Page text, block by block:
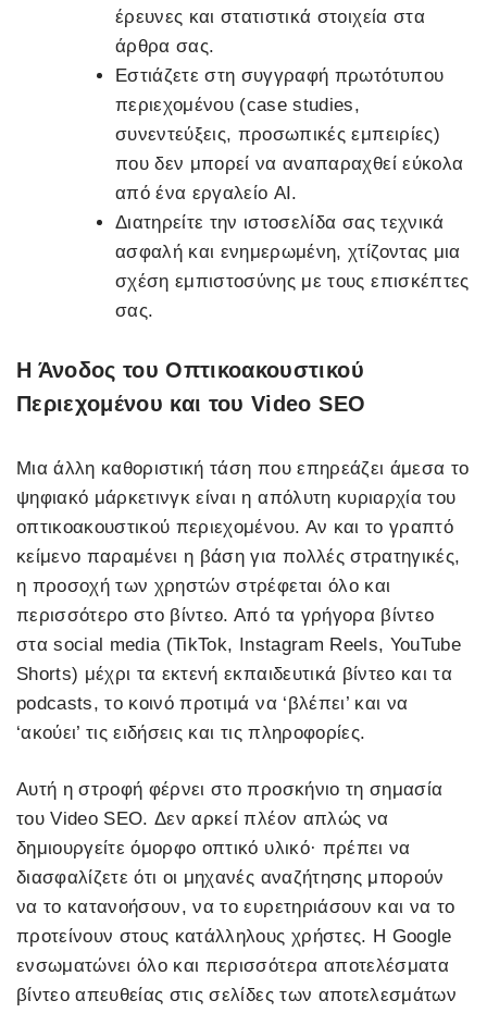
έρευνες και στατιστικά στοιχεία στα
άρθρα σας.
Εστιάζετε στη συγγραφή πρωτότυπου
περιεχομένου (case studies,
συνεντεύξεις, προσωπικές εμπειρίες)
που δεν μπορεί να αναπαραχθεί εύκολα
από ένα εργαλείο AI.
Διατηρείτε την ιστοσελίδα σας τεχνικά
ασφαλή και ενημερωμένη, χτίζοντας μια
σχέση εμπιστοσύνης με τους επισκέπτες
σας.
Η Άνοδος του Οπτικοακουστικού
Περιεχομένου και του Video SEO
Μια άλλη καθοριστική τάση που επηρεάζει άμεσα το
ψηφιακό μάρκετινγκ είναι η απόλυτη κυριαρχία του
οπτικοακουστικού περιεχομένου. Αν και το γραπτό
κείμενο παραμένει η βάση για πολλές στρατηγικές,
η προσοχή των χρηστών στρέφεται όλο και
περισσότερο στο βίντεο. Από τα γρήγορα βίντεο
στα social media (TikTok, Instagram Reels, YouTube
Shorts) μέχρι τα εκτενή εκπαιδευτικά βίντεο και τα
podcasts, το κοινό προτιμά να ‘βλέπει’ και να
‘ακούει’ τις ειδήσεις και τις πληροφορίες.
Αυτή η στροφή φέρνει στο προσκήνιο τη σημασία
του Video SEO. Δεν αρκεί πλέον απλώς να
δημιουργείτε όμορφο οπτικό υλικό· πρέπει να
διασφαλίζετε ότι οι μηχανές αναζήτησης μπορούν
να το κατανοήσουν, να το ευρετηριάσουν και να το
προτείνουν στους κατάλληλους χρήστες. Η Google
ενσωματώνει όλο και περισσότερα αποτελέσματα
βίντεο απευθείας στις σελίδες των αποτελεσμάτων